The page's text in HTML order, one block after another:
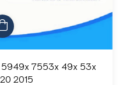
5949x 7553x 49x 53x
2015